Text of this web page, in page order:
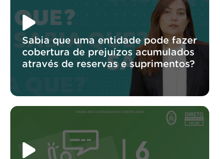
Sabia que uma entidade pode fazer
cobertura de prejuízos acumulados
através de reservas e suprimentos?